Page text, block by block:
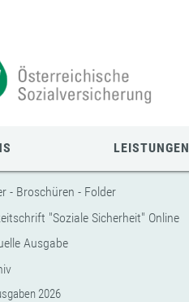
LEISTUNGEN
- Broschüren - Folder
"Soziale Sicherheit" Online
Ausgabe
2026